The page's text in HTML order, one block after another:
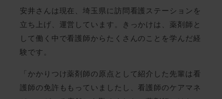
安井さんは現在、埼玉県に訪問看護ステーションを
立ち上げ、運営しています。きっかけは、薬剤師と
して働く中で看護師からたくさんのことを学んだ経
験です。
「かかりつけ薬剤師の原点として紹介した先輩は看
護師の免許ももっていましたし、看護師のケアマネ